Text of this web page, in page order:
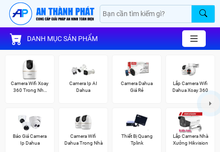
DANH MỤC SẢN PHẨM
Camera Wifi Xoay
360 Trong Nhà
Camera Ip AI
Dahua
Camera Dahua
Giá Rẻ
Lắp Camera Wifi
Dahua Xoay 360
Báo Giá Camera
Ip Dahua
Camera Wifi
Dahua Trong Nhà
Thiết Bị Quang
Tplink
Lắp Camera Nhà
Xưởng Hikvision